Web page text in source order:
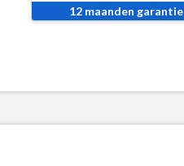
12 maanden garantie